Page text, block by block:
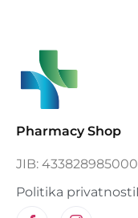
Pharmacy Shop
JIB:
Politika privatnosti